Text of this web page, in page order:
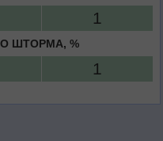
1
ШТОРМА, %
1